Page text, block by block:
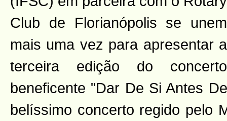
Club de Florianópolis se unem
mais uma vez para apresentar a
terceira edição do concerto
beneficente "Dar De Si Antes
belíssimo concerto regido pelo